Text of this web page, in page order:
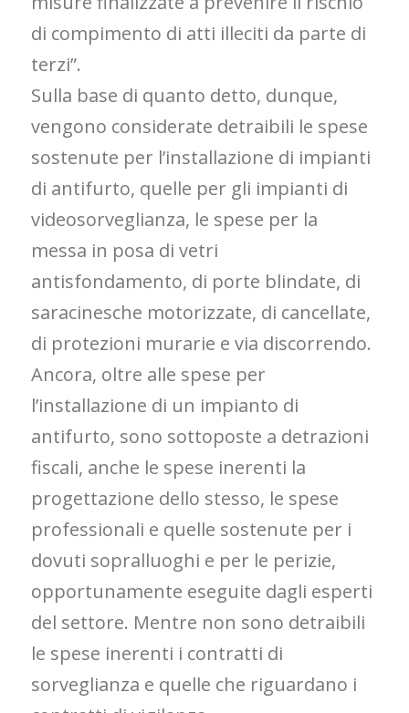
di compimento di atti illeciti da parte di
terzi”.
Sulla base di quanto detto, dunque,
vengono considerate detraibili le spese
sostenute per l’installazione di impianti
di antifurto, quelle per gli impianti di
videosorveglianza, le spese per la
messa in posa di vetri
antisfondamento, di porte blindate, di
saracinesche motorizzate, di cancellate,
di protezioni murarie e via discorrendo.
Ancora, oltre alle spese per
l’installazione di un impianto di
antifurto, sono sottoposte a detrazioni
fiscali, anche le spese inerenti la
progettazione dello stesso, le spese
professionali e quelle sostenute per i
dovuti sopralluoghi e per le perizie,
opportunamente eseguite dagli esperti
del settore. Mentre non sono detraibili
le spese inerenti i contratti di
sorveglianza e quelle che riguardano i